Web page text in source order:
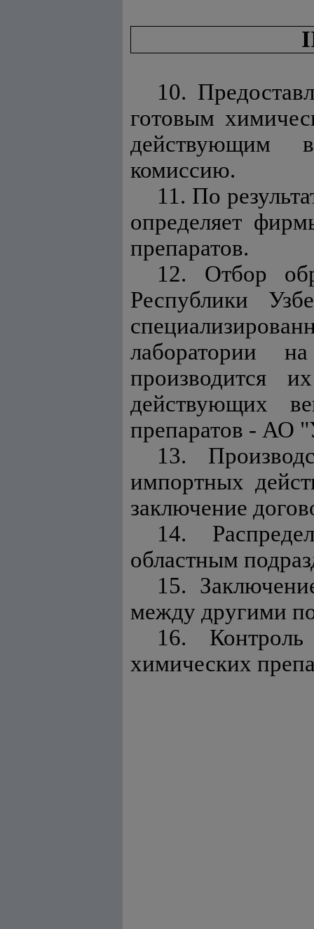
10.
готовым
действующим
комиссию.
11. По
определяет
препаратов.
12. Отбор
Республики
лаборатории
производится
действующих
препаратов - АО
13.
импортных
заключение
14.
областным
15.
между другими
16. Контроль
химических